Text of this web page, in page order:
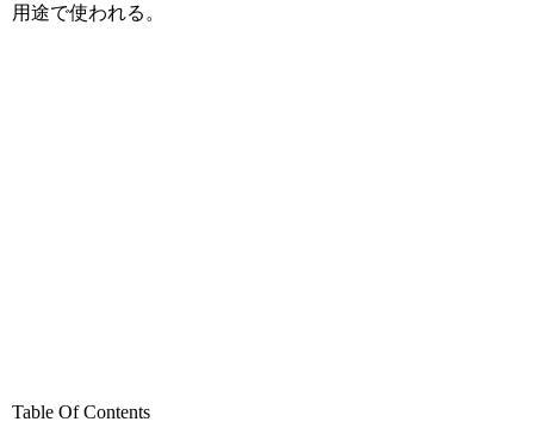
用途で使われる。
Table Of Contents